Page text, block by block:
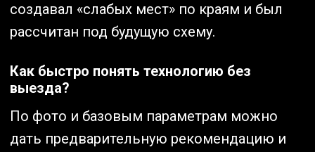
создавал «слабых мест» по краям и был
рассчитан под будущую схему.
Как быстро понять технологию без
выезда?
По фото и базовым параметрам можно
дать предварительную рекомендацию и